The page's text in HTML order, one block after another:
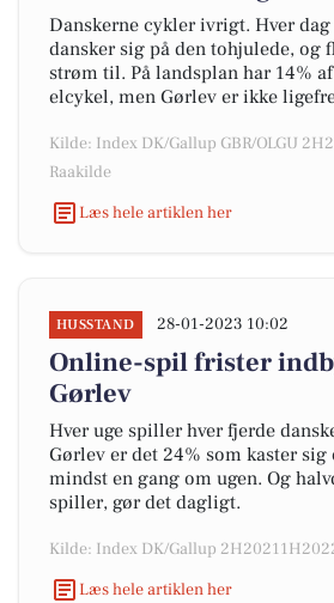
Danskerne cykler ivrigt. Hver
dansker sig på den tohjulede, og
strøm til. På landsplan har 14%
elcykel, men Gørlev er ikke
Kilde: Index DK/Gallup GBR/OLGU
Raakilde
Læs hele artiklen her
HUSSTAND 28-01-2023 10:02
Online-spil frister
Gørlev
Hver uge spiller hver fjerde
Gørlev er det 24% som kaster
mindst en gang om ugen. Og
spiller, gør det dagligt.
Kilde: Index DK/Gallup
Læs hele artiklen her